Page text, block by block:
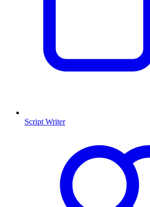
Script Writer